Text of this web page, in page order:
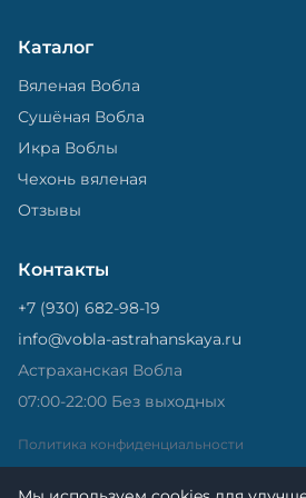
Каталог
Вяленая Вобла
Сушёная Вобла
Икра Воблы
Чехонь вяленая
Отзывы
Контакты
+7 (930) 682-98-19
info@vobla-astrahanskaya.ru
Астраханская Вобла
07:00-22:00 Без выходных
Политика конфиденциальности